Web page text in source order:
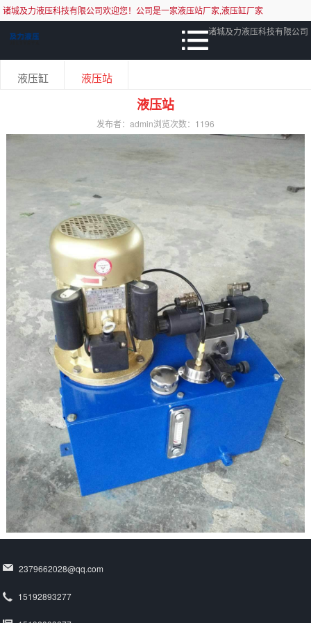
诸城及力液压科技有限公司欢迎您！公司是一家液压站厂家,液压缸厂家
诸城及力液压科技有限公司
液压缸 液压站
液压站
发布者：admin浏览次数： 1196
2379662028@qq.com
15192893277